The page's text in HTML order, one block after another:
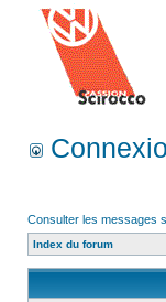
Consulter les messages
Index du forum